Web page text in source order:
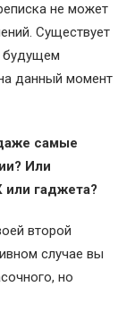
не может
Существует
будущем
данный момент
самые
Или
гаджета?
второй
случае вы
но